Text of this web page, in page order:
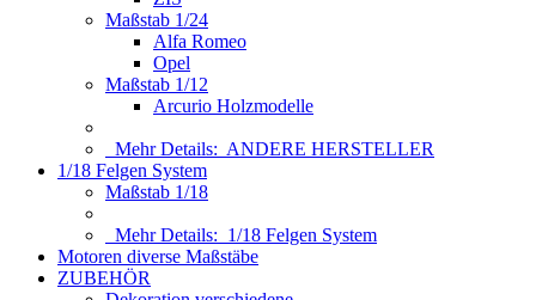
Maßstab 1/24
Alfa Romeo
Opel
Maßstab 1/12
Arcurio Holzmodelle
Mehr Details: ANDERE HERSTELLER
1/18 Felgen System
Maßstab 1/18
Mehr Details: 1/18 Felgen System
Motoren diverse Maßstäbe
ZUBEHÖR